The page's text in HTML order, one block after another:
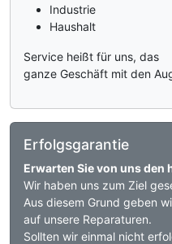
Industrie
Haushalt
Service heißt für uns, das
ganze Geschäft mit den
Erfolgsgarantie
Erwarten Sie von uns
Wir haben uns zum Ziel
Aus diesem Grund geben
auf unsere Reparaturen.
Sollten wir einmal nicht